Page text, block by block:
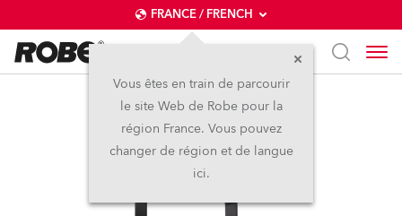
FRANCE / FRENCH
Vous êtes en train de parcourir
le site Web de Robe pour la
région France. Vous pouvez
changer de région et de langue
ici.
T15 Fresnel™